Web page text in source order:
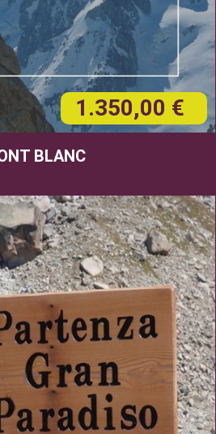
1.350,00 €
BLANC